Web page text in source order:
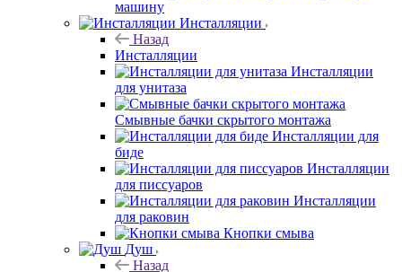
машину
Инсталляции
Назад
Инсталляции
Инсталляции
для унитаза
Смывные бачки скрытого монтажа
Инсталляции для
биде
Инсталляции
для писсуаров
Инсталляции
для раковин
Кнопки смыва
Душ
Назад